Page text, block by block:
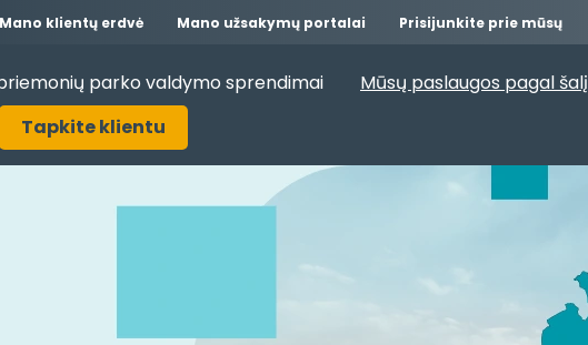
Mano klientų erdvė Mano užsakymų portalai Prisijunkite prie mūsų
parko valdymo sprendimai Mūsų paslaugos pagal šalį
Tapkite klientu